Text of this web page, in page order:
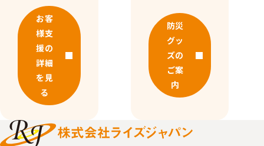
お客
様支
援の
詳細
を見
る
防災
グッ
ズの
ご案
内